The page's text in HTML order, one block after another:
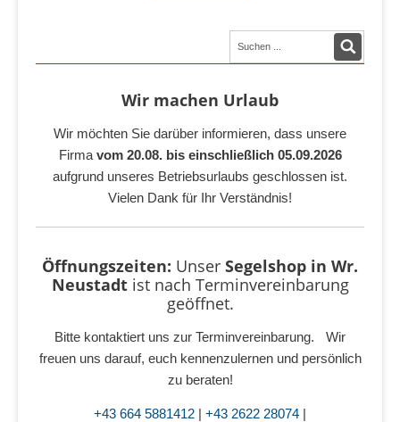
Wir machen Urlaub
Wir möchten Sie darüber informieren, dass unsere
Firma vom 20.08. bis einschließlich 05.09.2026
aufgrund unseres Betriebsurlaubs geschlossen ist.
Vielen Dank für Ihr Verständnis!
Öffnungszeiten: Unser Segelshop in Wr.
Neustadt ist nach Terminvereinbarung
geöffnet.
Bitte kontaktiert uns zur Terminvereinbarung. Wir
freuen uns darauf, euch kennenzulernen und persönlich
zu beraten!
+43 664 5881412 | +43 2622 28074 |